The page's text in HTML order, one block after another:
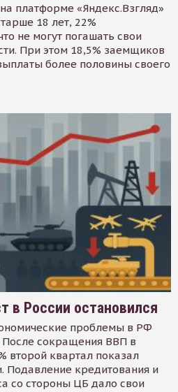
платформе «Яндекс.Взгляд»
18 лет, 22%
не могут погашать свои
При этом 18,5% заемщиков
более половины своего
в России остановился
проблемы в РФ
После сокращения ВВП в
второй квартал показал
Подавление кредитования и
со стороны ЦБ дало свои